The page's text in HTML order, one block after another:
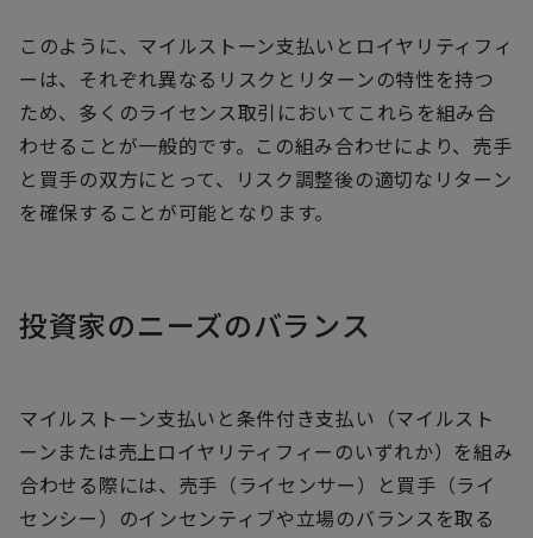
このように、マイルストーン支払いとロイヤリティフィ
ーは、それぞれ異なるリスクとリターンの特性を持つ
ため、多くのライセンス取引においてこれらを組み合
わせることが一般的です。この組み合わせにより、売手
と買手の双方にとって、リスク調整後の適切なリターン
を確保することが可能となります。
投資家のニーズのバランス
マイルストーン支払いと条件付き支払い（マイルスト
ーンまたは売上ロイヤリティフィーのいずれか）を組み
合わせる際には、売手（ライセンサー）と買手（ライ
センシー）のインセンティブや立場のバランスを取る